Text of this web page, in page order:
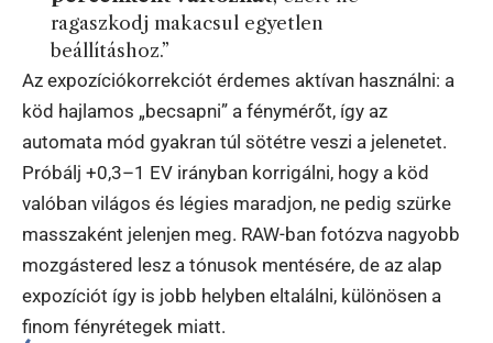
ragaszkodj makacsul egyetlen
beállításhoz.”
Az expozíciókorrekciót érdemes aktívan használni: a
köd hajlamos „becsapni” a fénymérőt, így az
automata mód gyakran túl sötétre veszi a jelenetet.
Próbálj +0,3–1 EV irányban korrigálni, hogy a köd
valóban világos és légies maradjon, ne pedig szürke
masszaként jelenjen meg. RAW-ban fotózva nagyobb
mozgástered lesz a tónusok mentésére, de az alap
expozíciót így is jobb helyben eltalálni, különösen a
finom fényrétegek miatt.